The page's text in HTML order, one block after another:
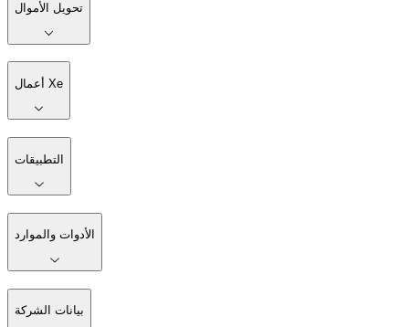
تحويل الأموال
أعمال Xe
التطبيقات
الأدوات والموارد
بيانات الشركة